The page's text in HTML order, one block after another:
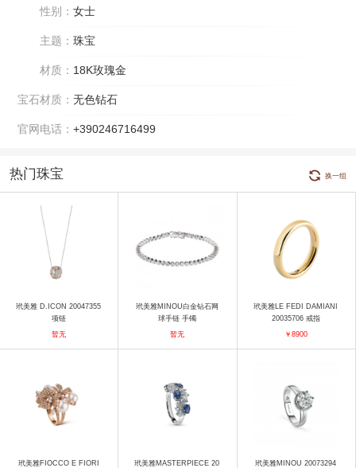
性别： 女士
主题： 珠宝
材质： 18K玫瑰金
宝石材质： 无色钻石
官网电话： +390246716499
热门珠宝 换一组
玳美雅 D.ICON 20047355
项链
暂无
玳美雅MINOU白金钻石网
球手链 手镯
暂无
玳美雅LE FEDI DAMIANI
20035706 戒指
￥8900
玳美雅FIOCCO E FIORI 玳美雅MASTERPIECE 20 玳美雅MINOU 20073294